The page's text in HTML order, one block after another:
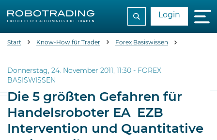
Login
Start Know-How für Trader Forex Basiswissen
Donnerstag, 24. November 2011, 11:30 - FOREX
BASISWISSEN
Die 5 größten Gefahren für
Handelsroboter EA  EZB
Intervention und Quantitative